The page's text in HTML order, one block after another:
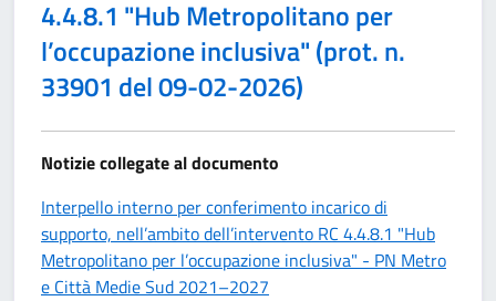
4.4.8.1 "Hub Metropolitano per
l’occupazione inclusiva" (prot. n.
33901 del 09-02-2026)
Notizie collegate al documento
Interpello interno per conferimento incarico di
supporto, nell’ambito dell’intervento RC 4.4.8.1 "Hub
Metropolitano per l’occupazione inclusiva" - PN Metro
e Città Medie Sud 2021–2027